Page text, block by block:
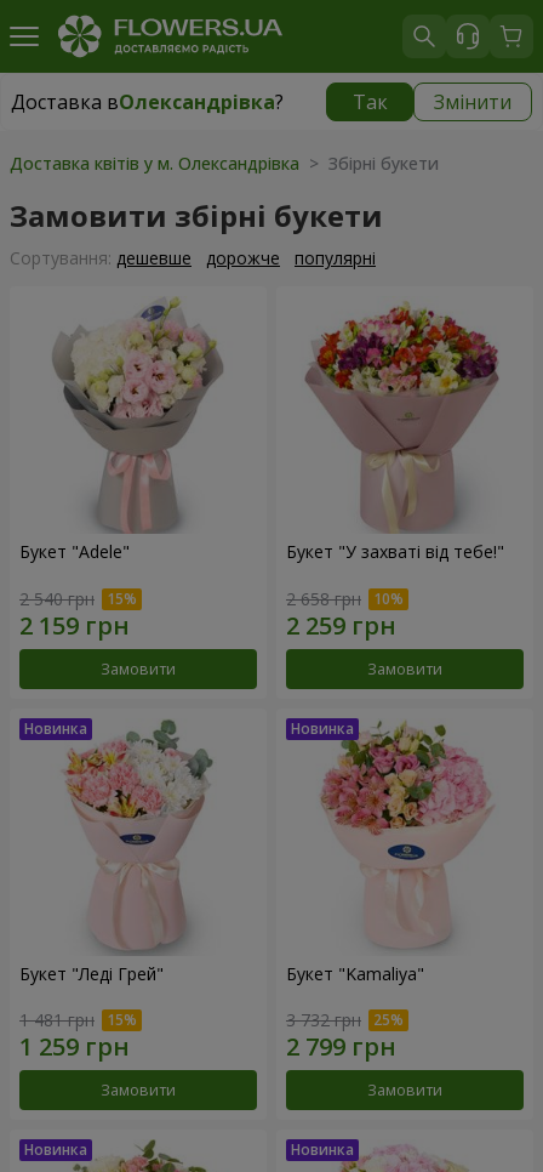
Доставка вОлександрівка? Так Змінити
Доставка вОлександрівка|безкоштовно
Доставка квітів у м. Олександрівка > Збірні букети
Замовити збірні букети
Сортування: дешевше дорожче популярні
Букет "Adele"
2 540 грн
Замовити
Букет "У захваті від тебе!"
2 658 грн
Замовити
Букет "Леді Грей"
1 481 грн
Замовити
Букет "Kamaliya"
3 732 грн
Замовити